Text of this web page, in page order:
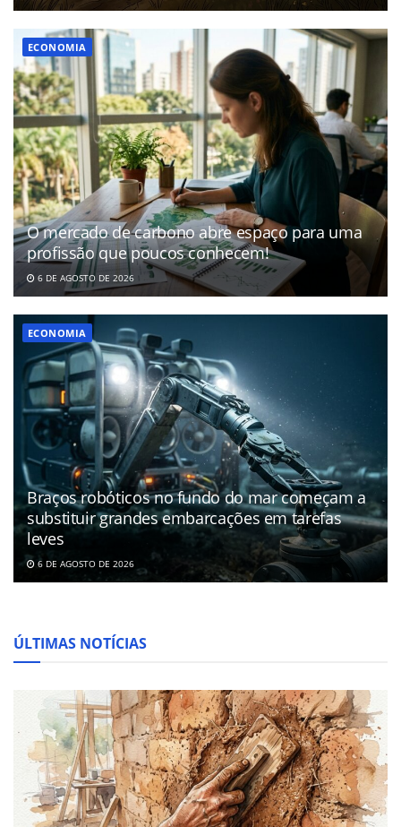
ECONOMIA
O mercado de carbono abre espaço para uma
profissão que poucos conhecem!
6 DE AGOSTO DE 2026
ECONOMIA
Braços robóticos no fundo do mar começam a
substituir grandes embarcações em tarefas
leves
6 DE AGOSTO DE 2026
ÚLTIMAS NOTÍCIAS